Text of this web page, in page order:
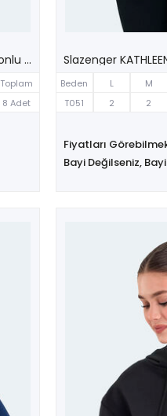
Slazenger KINET IN Kadın Fermuarlı Kapüşonlu Cepli Bej Sweatshırt
Toplam
8 Adet
Beden L M
T051
2 2
Fiyatları
Bayi Değilseniz,